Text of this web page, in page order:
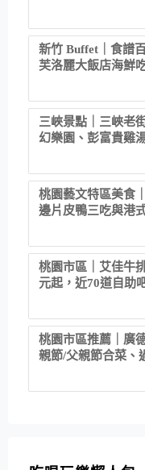
新竹 Buffet｜食譜
芙洛麗大飯店海鮮
三峽景點｜三峽老
幻樂園、彭富貴雞
桃園藝文特區美食
邊片皮鴨三吃與港
桃園市區｜艾佳牛
元起，近70道自助
桃園市區推薦｜廣
親節/父親節合菜、